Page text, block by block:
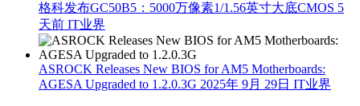
格科发布GC50B5：5000万像素1/1.56英寸大底CMOS 5
天前 IT业界
ASROCK Releases New BIOS for AM5 Motherboards:
AGESA Upgraded to 1.2.0.3G 2025年 9月 29日 IT业界